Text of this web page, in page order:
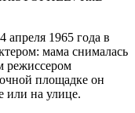
1965 года в
мама снималась
режиссером
площадке он
или на улице.